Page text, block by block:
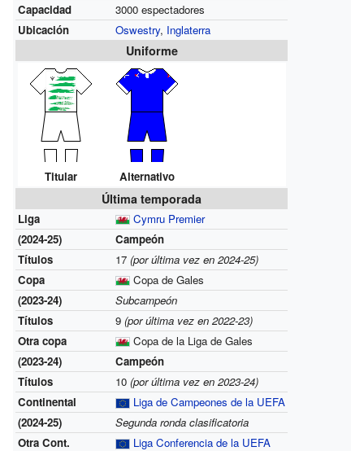
Capacidad
3000 espectadores
Ubicación
Oswestry, Inglaterra
Uniforme
Titular Alternativo
Última temporada
Liga
Cymru Premier
(2024-25)
Campeón
Títulos
17 (por última vez en 2024-25)
Copa
Copa de Gales
(2023-24)
Subcampeón
Títulos
9 (por última vez en 2022-23)
Otra copa
Copa de la Liga de Gales
(2023-24)
Campeón
Títulos
10 (por última vez en 2023-24)
Continental
Liga de Campeones de la UEFA
(2024-25)
Segunda ronda clasificatoria
Otra Cont.
Liga Conferencia de la UEFA